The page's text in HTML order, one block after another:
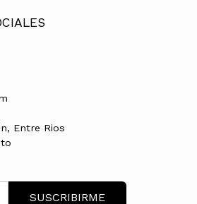
Entre Rios
SUSCRIBIRME